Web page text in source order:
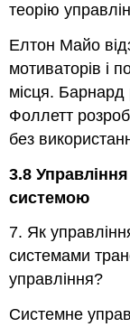
теорію
Елтон Майо
мотиваторів і
місця. Барнард
Фоллетт
без
3.8
системою
7. Як
системами
управління?
Системне